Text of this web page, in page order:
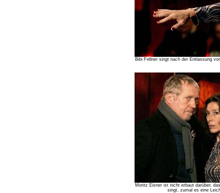
Bibi Fellner singt nach der Entlassung
Moritz Eisner ist nicht erbaut darüber,
singt, zumal es eine